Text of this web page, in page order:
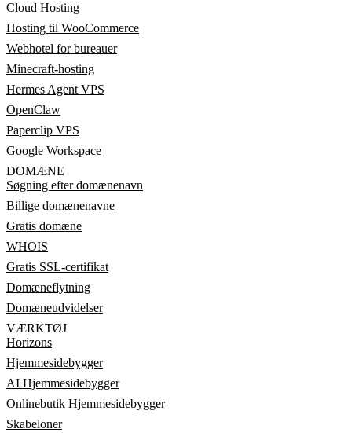
Cloud Hosting
Hosting til WooCommerce
Webhotel for bureauer
Minecraft-hosting
Hermes Agent VPS
OpenClaw
Paperclip VPS
Google Workspace
DOMÆNE
Søgning efter domænenavn
Billige domænenavne
Gratis domæne
WHOIS
Gratis SSL-certifikat
Domæneflytning
Domæneudvidelser
VÆRKTØJ
Horizons
Hjemmesidebygger
AI Hjemmesidebygger
Onlinebutik Hjemmesidebygger
Skabeloner